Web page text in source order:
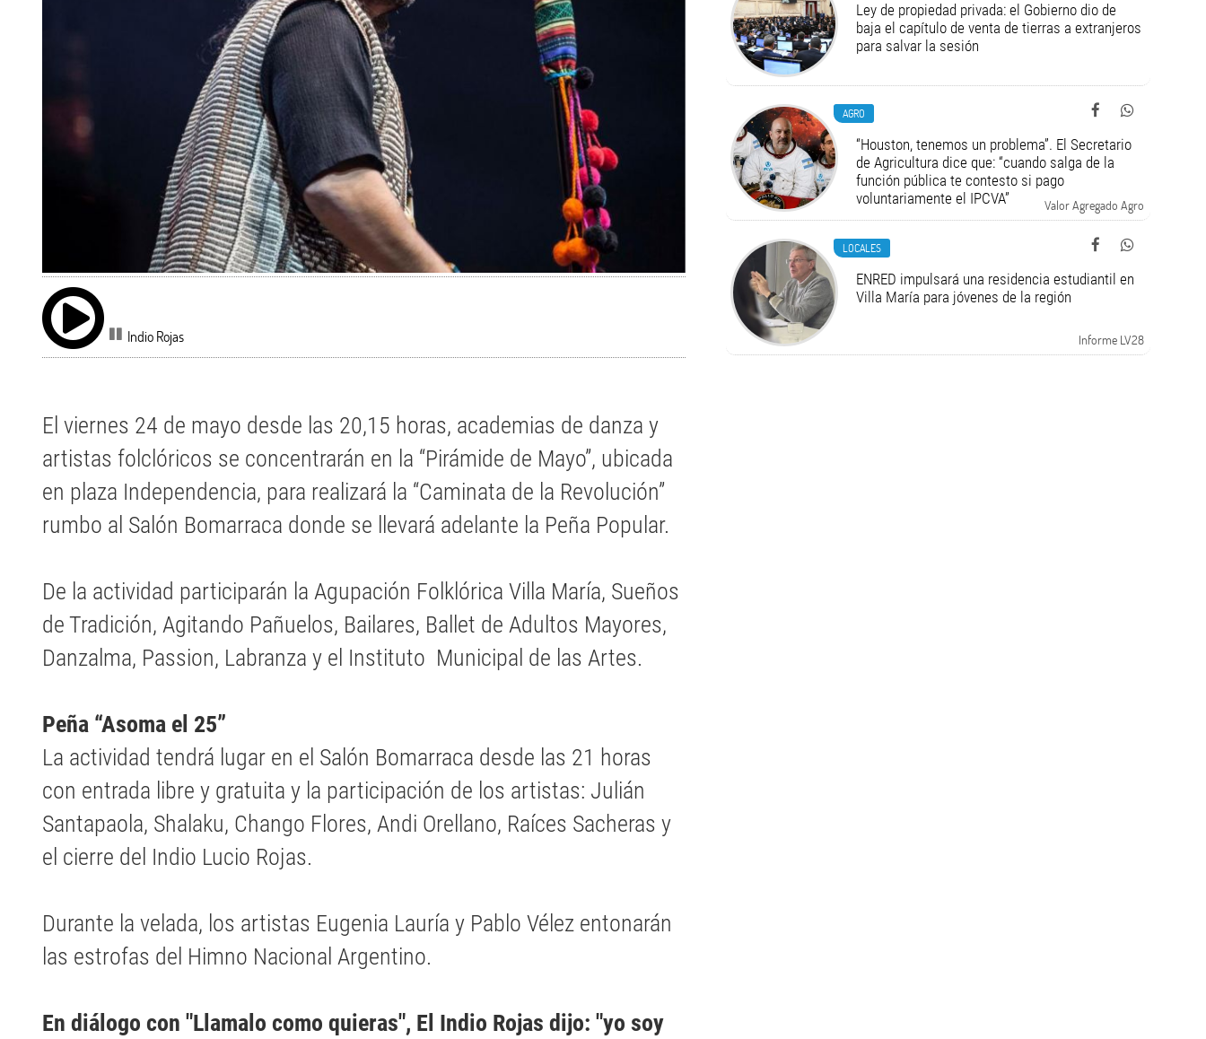
Indio Rojas
El viernes 24 de mayo desde las 20,15 horas, academias de danza y
artistas folclóricos se concentrarán en la “Pirámide de Mayo”, ubicada
en plaza Independencia, para realizará la “Caminata de la Revolución”
rumbo al Salón Bomarraca donde se llevará adelante la Peña Popular.
De la actividad participarán la Agupación Folklórica Villa María, Sueños
de Tradición, Agitando Pañuelos, Bailares, Ballet de Adultos Mayores,
Danzalma, Passion, Labranza y el Instituto Municipal de las Artes.
Peña “Asoma el 25”
La actividad tendrá lugar en el Salón Bomarraca desde las 21 horas
con entrada libre y gratuita y la participación de los artistas: Julián
Santapaola, Shalaku, Chango Flores, Andi Orellano, Raíces Sacheras y
el cierre del Indio Lucio Rojas.
Durante la velada, los artistas Eugenia Lauría y Pablo Vélez entonarán
las estrofas del Himno Nacional Argentino.
En diálogo con "Llamalo como quieras", El Indio Rojas dijo: "yo soy
Ley de propiedad privada: el Gobierno dio de
baja el capítulo de venta de tierras a extranjeros
para salvar la sesión
AGRO
“Houston, tenemos un problema”. El Secretario
de Agricultura dice que: “cuando salga de la
función pública te contesto si pago
voluntariamente el IPCVA”
Valor Agregado Agro
LOCALES
ENRED impulsará una residencia estudiantil en
Villa María para jóvenes de la región
Informe LV28